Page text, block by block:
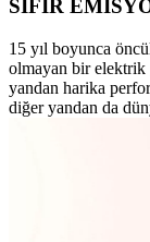
SIFIR
15 yıl boyunca
olmayan bir elektrik
yandan harika
diğer yandan da